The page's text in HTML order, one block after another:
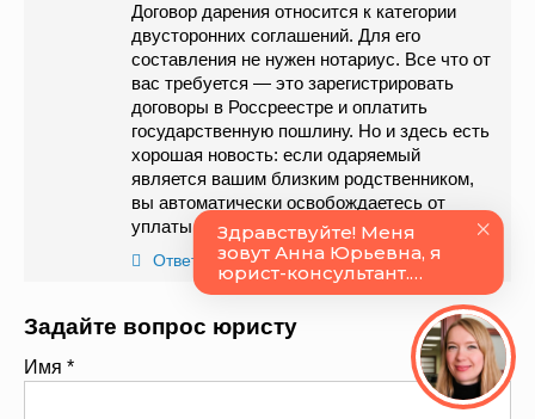
Договор дарения относится к категории
двусторонних соглашений. Для его
составления не нужен нотариус. Все что от
вас требуется — это зарегистрировать
договоры в Россреестре и оплатить
государственную пошлину. Но и здесь есть
хорошая новость: если одаряемый
является вашим близким родственником,
вы автоматически освобождаетесь от
уплаты госпошлины.
Ответить
Задайте вопрос юристу
Имя *